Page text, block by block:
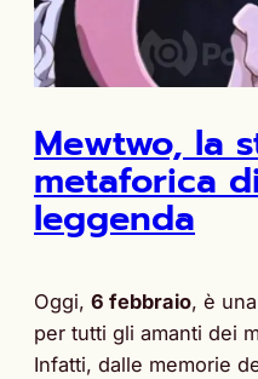
Mewtwo, la
metaforica
leggenda
Oggi, 6 febbraio, è
per tutti gli amanti dei
Infatti, dalle memorie